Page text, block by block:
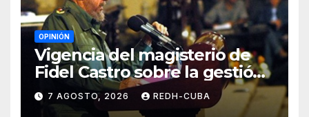
OPINIÓN
Vigencia del magisterio de
Fidel Castro sobre la gestión
del liderazgo revolucionario.
Por Jorge Luís Guach Estévez
7 AGOSTO, 2026 REDH-CUBA